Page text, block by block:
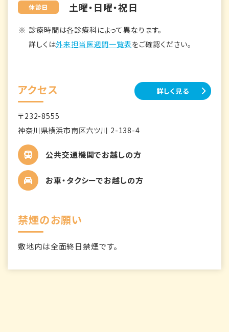
休診日 土曜・日曜・祝日
診療時間は各診療科によって異なります。
詳しくは外来担当医週間一覧表をご確認ください。
アクセス 詳しく見る
〒232-8555
神奈川県横浜市南区六ツ川 2-138-4
公共交通機関でお越しの方
お車・タクシーでお越しの方
禁煙のお願い
敷地内は全面終日禁煙です。